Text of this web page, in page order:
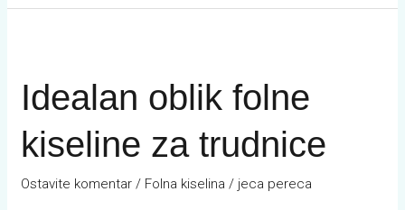
Idealan oblik folne
kiseline za trudnice
Ostavite komentar / Folna kiselina / jeca pereca
folne
kiseline
za
trudnice